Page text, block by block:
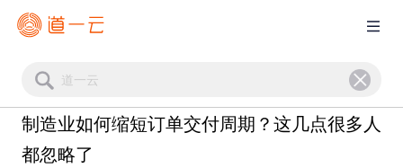
制造业如何缩短订单交付周期？这几点很多人
都忽略了